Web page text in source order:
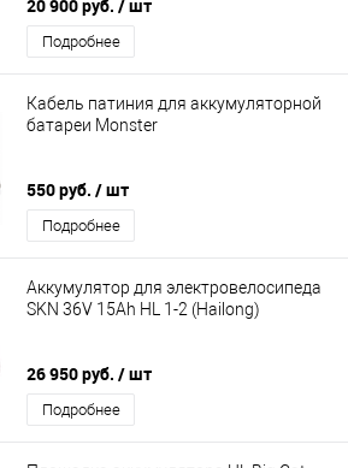
20 900 руб. / шт
Подробнее
Кабель патиния для аккумуляторной
батареи Monster
550 руб. / шт
Подробнее
Аккумулятор для электровелосипеда
SKN 36V 15Ah HL 1-2 (Hailong)
26 950 руб. / шт
Подробнее